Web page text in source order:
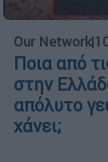
Our Network|
Ποια από
στην
απόλυτο
χάνει;